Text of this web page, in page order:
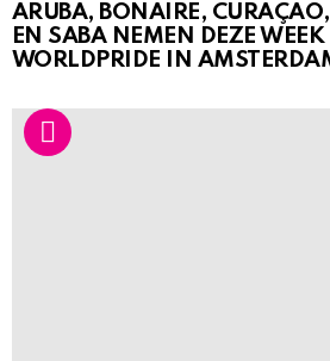
ARUBA, BONAIRE,
EN SABA NEMEN DEZE WEEK
WORLDPRIDE IN